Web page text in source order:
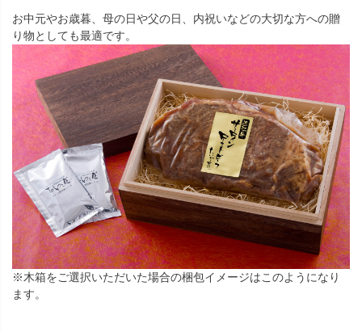
お中元やお歳暮、母の日や父の日、内祝いなどの大切な方への贈
り物としても最適です。
※木箱をご選択いただいた場合の梱包イメージはこのようになり
ます。